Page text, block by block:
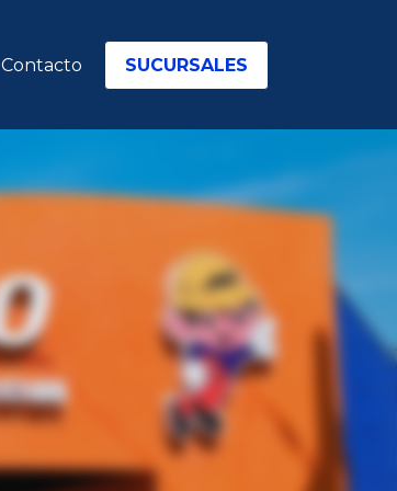
Contacto SUCURSALES